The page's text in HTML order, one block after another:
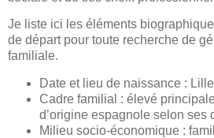
Je liste ici les éléments
de départ pour toute recherche de
familiale.
Date et lieu de naissance :
Cadre familial : élevé
d’origine espagnole selon ses
Milieu socio-économique :